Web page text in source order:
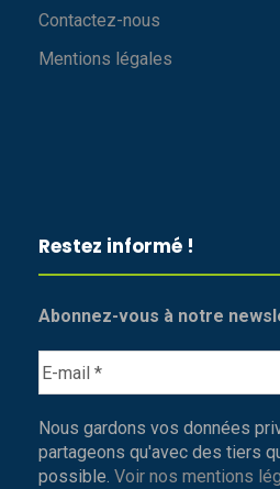
Contactez-nous
Mentions légales
Restez informé !
Abonnez-vous à notre
Nous gardons vos données
partageons qu'avec des tiers
possible. Voir nos mentions